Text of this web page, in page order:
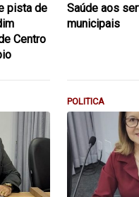
pista de
Centro
Saúde aos
municipais
POLITICA